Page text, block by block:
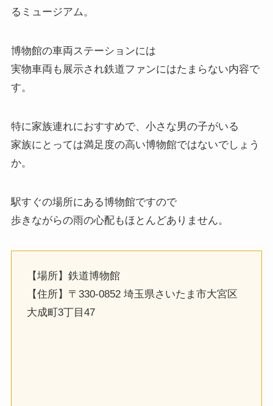
るミュージアム。
博物館の車両ステーションには
実物車両も展示され鉄道ファンにはたまらない内容で
す。
特に家族連れにおすすめで、小さな男の子がいる
家族にとっては満足度の高い博物館ではないでしょう
か。
駅すぐの場所にある博物館ですので
歩きながらの雨の心配もほとんどありません。
【場所】鉄道博物館
【住所】〒330-0852 埼玉県さいたま市大宮区
大成町3丁目47